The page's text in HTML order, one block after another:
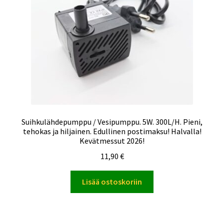
Suihkulähdepumppu / Vesipumppu. 5W. 300L/H. Pieni,
tehokas ja hiljainen. Edullinen postimaksu! Halvalla!
Kevätmessut 2026!
11,90 €
Lisää ostoskoriin